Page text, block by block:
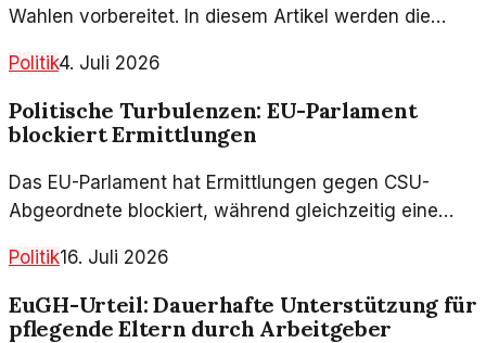
Wahlen vorbereitet. In diesem Artikel werden die
sich aus der Geschichte der DDR ergeben,
beleuchtet. Ein Blick auf die Vergangenheit kann
Aufschluss über die gegenwärtigen Ziele geben.
Politik4. Juli 2026
Politische Turbulenzen: EU-Parlament
blockiert Ermittlungen
Das EU-Parlament hat Ermittlungen gegen CSU-
Abgeordnete blockiert, während gleichzeitig eine
wurde. Die politische Landschaft bleibt angespannt.
Politik16. Juli 2026
EuGH-Urteil: Dauerhafte Unterstützung für
pflegende Eltern durch Arbeitgeber